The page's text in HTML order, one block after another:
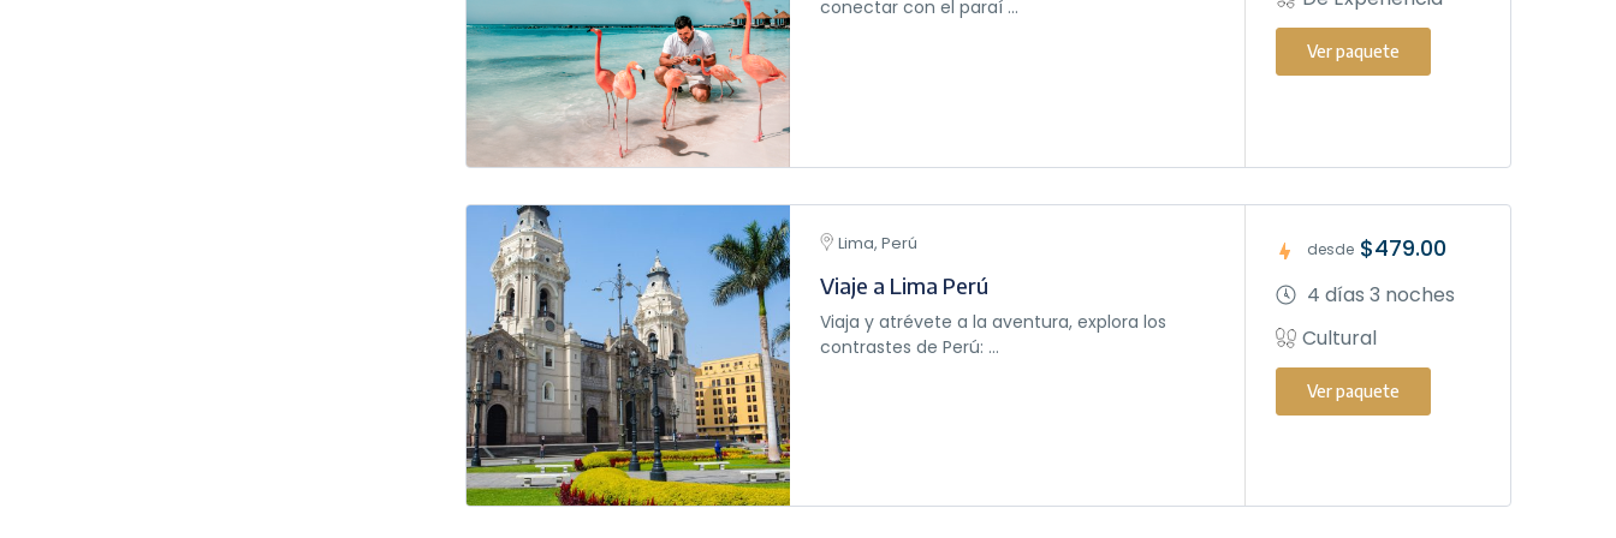
conectar con el paraí ...
Ver paquete
Lima, Perú
Viaje a Lima Perú
Viaja y atrévete a la aventura, explora los
contrastes de Perú: ...
desde $479.00
4 días 3 noches
Cultural
Ver paquete